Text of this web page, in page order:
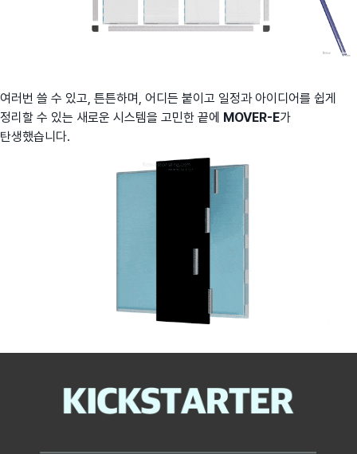
여러번 쓸 수 있고, 튼튼하며, 어디든 붙이고 일정과 아이디어를 쉽게
정리할 수 있는 새로운 시스템을 고민한 끝에 MOVER-E가
탄생했습니다.